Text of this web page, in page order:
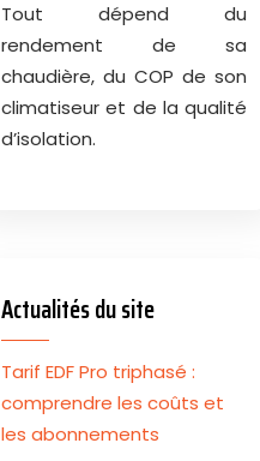
Tout dépend du
rendement de sa
chaudière, du COP de son
climatiseur et de la qualité
d’isolation.
Actualités du site
Tarif EDF Pro triphasé :
comprendre les coûts et
les abonnements